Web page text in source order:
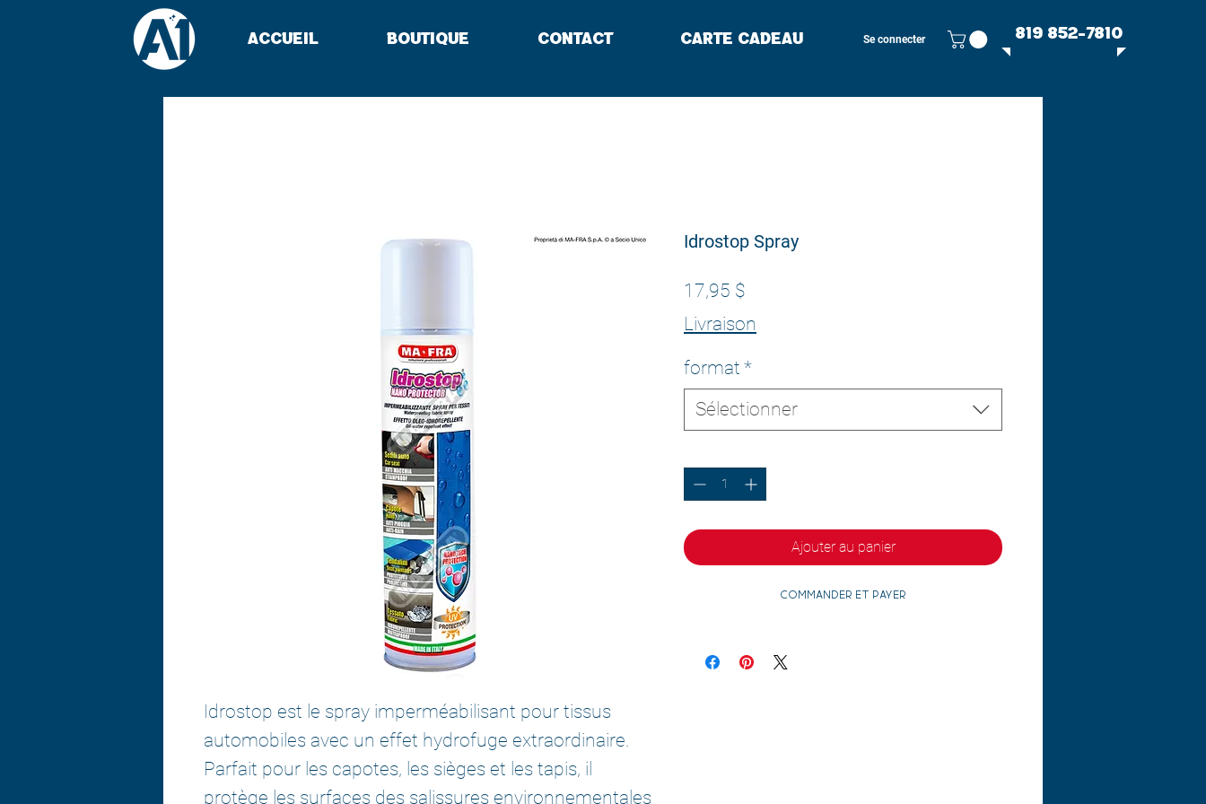
Accueil Boutique Contact Carte cadeau Se connecter 819 852-7810
Idrostop est le spray imperméabilisant pour tissus
automobiles avec un effet hydrofuge extraordinaire.
Parfait pour les capotes, les sièges et les tapis, il
protège les surfaces des salissures environnementales
Idrostop Spray
17,95 $
Livraison
format *
Sélectionner
Ajouter au panier
Commander et payer